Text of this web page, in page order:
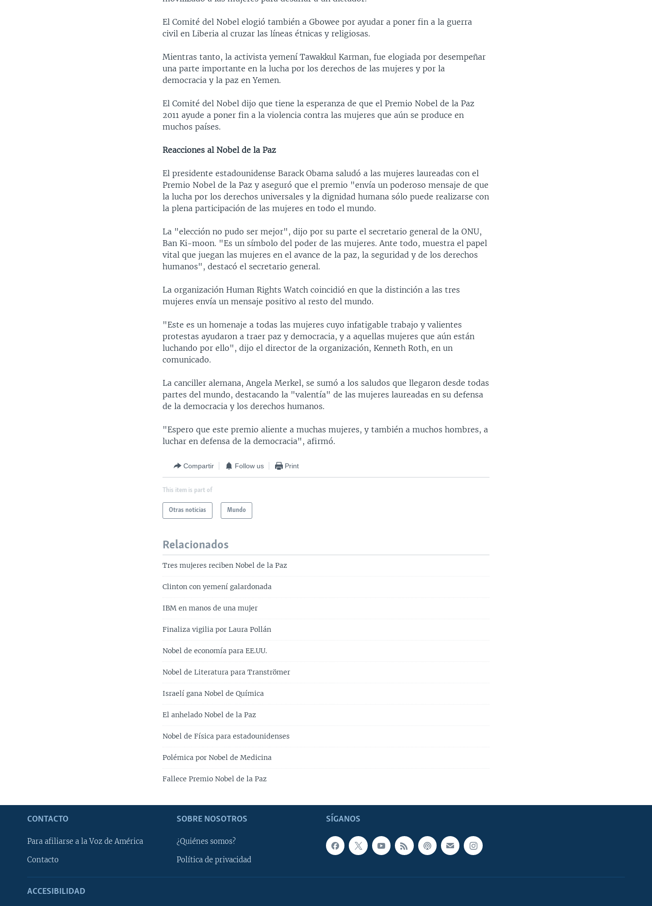
El Comité del Nobel elogió también a Gbowee por ayudar a poner fin a la guerra
civil en Liberia al cruzar las líneas étnicas y religiosas.
Mientras tanto, la activista yemení Tawakkul Karman, fue elogiada por desempeñar
una parte importante en la lucha por los derechos de las mujeres y por la
democracia y la paz en Yemen.
El Comité del Nobel dijo que tiene la esperanza de que el Premio Nobel de la Paz
2011 ayude a poner fin a la violencia contra las mujeres que aún se produce en
muchos países.
Reacciones al Nobel de la Paz
El presidente estadounidense Barack Obama saludó a las mujeres laureadas con el
Premio Nobel de la Paz y aseguró que el premio "envía un poderoso mensaje de que
la lucha por los derechos universales y la dignidad humana sólo puede realizarse con
la plena participación de las mujeres en todo el mundo.
La "elección no pudo ser mejor", dijo por su parte el secretario general de la ONU,
Ban Ki-moon. "Es un símbolo del poder de las mujeres. Ante todo, muestra el papel
vital que juegan las mujeres en el avance de la paz, la seguridad y de los derechos
humanos", destacó el secretario general.
La organización Human Rights Watch coincidió en que la distinción a las tres
mujeres envía un mensaje positivo al resto del mundo.
"Este es un homenaje a todas las mujeres cuyo infatigable trabajo y valientes
protestas ayudaron a traer paz y democracia, y a aquellas mujeres que aún están
luchando por ello", dijo el director de la organización, Kenneth Roth, en un
comunicado.
La canciller alemana, Angela Merkel, se sumó a los saludos que llegaron desde todas
partes del mundo, destacando la "valentía" de las mujeres laureadas en su defensa
de la democracia y los derechos humanos.
"Espero que este premio aliente a muchas mujeres, y también a muchos hombres, a
luchar en defensa de la democracia", afirmó.
Compartir Follow us Print
This item is part of
Otras noticias Mundo
Relacionados
Tres mujeres reciben Nobel de la Paz
Clinton con yemení galardonada
IBM en manos de una mujer
Finaliza vigilia por Laura Pollán
Nobel de economía para EE.UU.
Nobel de Literatura para Tranströmer
Israelí gana Nobel de Química
El anhelado Nobel de la Paz
Nobel de Física para estadounidenses
Polémica por Nobel de Medicina
Fallece Premio Nobel de la Paz
SÍGANOS
CONTACTO
Para afiliarse a la Voz de América
Contacto
SOBRE NOSOTROS
¿Quiénes somos?
Política de privacidad
ACCESIBILIDAD